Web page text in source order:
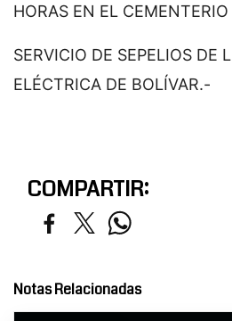
HORAS EN EL
SERVICIO DE SEPELIOS DE
ELÉCTRICA DE BOLÍVAR.-
COMPARTIR:
Notas Relacionadas